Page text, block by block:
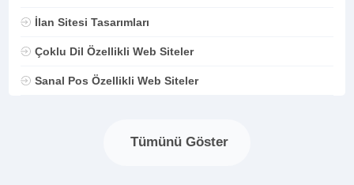
İlan Sitesi Tasarımları
Çoklu Dil Özellikli Web Siteler
Sanal Pos Özellikli Web Siteler
Tümünü Göster